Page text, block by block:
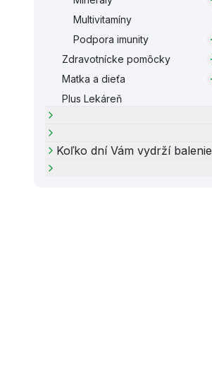
Multivitamíny
Podpora imunity
Zdravotnícke pomôcky
Matka a dieťa
Plus Lekáreň
Koľko dní Vám vydrží balenie